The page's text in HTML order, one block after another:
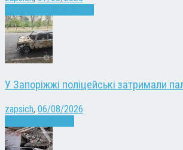
У Запоріжжі поліцейські затримали
zapsich, 06/08/2026